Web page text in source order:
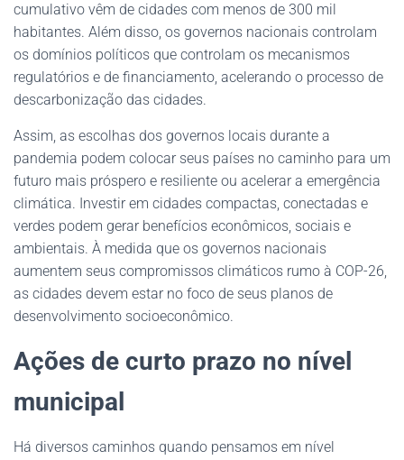
cumulativo vêm de cidades com menos de 300 mil
habitantes. Além disso, os governos nacionais controlam
os domínios políticos que controlam os mecanismos
regulatórios e de financiamento, acelerando o processo de
descarbonização das cidades.
Assim, as escolhas dos governos locais durante a
pandemia podem colocar seus países no caminho para um
futuro mais próspero e resiliente ou acelerar a emergência
climática. Investir em cidades compactas, conectadas e
verdes podem gerar benefícios econômicos, sociais e
ambientais. À medida que os governos nacionais
aumentem seus compromissos climáticos rumo à COP-26,
as cidades devem estar no foco de seus planos de
desenvolvimento socioeconômico.
Ações de curto prazo no nível
municipal
Há diversos caminhos quando pensamos em nível